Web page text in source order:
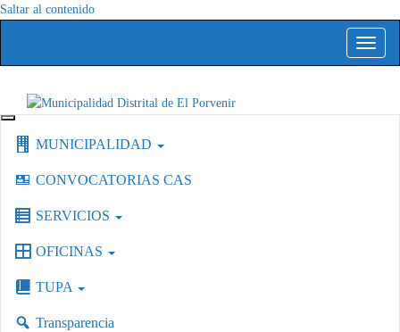
Saltar al contenido
la
MUNICIPALIDAD
CONVOCATORIAS CAS
SERVICIOS
OFICINAS
TUPA
Transparencia